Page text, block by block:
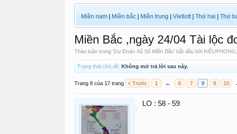
Miền nam Miền bắc Miền trung Vietlott| Thứ hai Thứ
Miền Bắc ,ngày 24/04 Tài lộc
Thảo luận trong 'Dự Đoán Xổ Số Miền Bắc' bắt đầu bởi KIỀUPHONG
Trạng thái chủ đề: Không mở trả lời sau này.
Trang 8 của 17 trang < Trước 1 ← 6 7 8 9 10
LO : 58 - 59